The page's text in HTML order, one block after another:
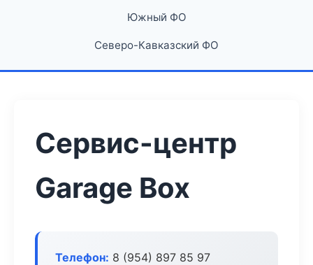
Южный ФО
Северо-Кавказский ФО
Сервис-центр
Garage Box
Телефон: 8 (954) 897 85 97